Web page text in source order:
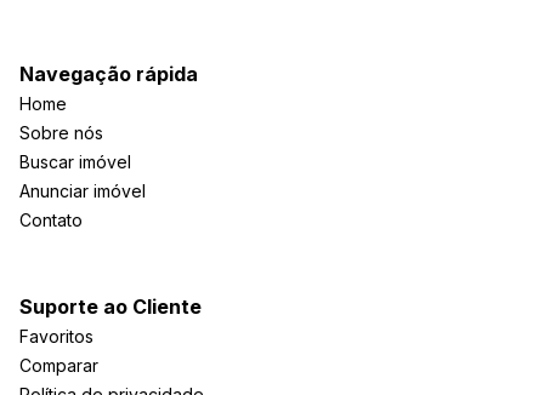
Navegação rápida
Home
Sobre nós
Buscar imóvel
Anunciar imóvel
Contato
Suporte ao Cliente
Favoritos
Comparar